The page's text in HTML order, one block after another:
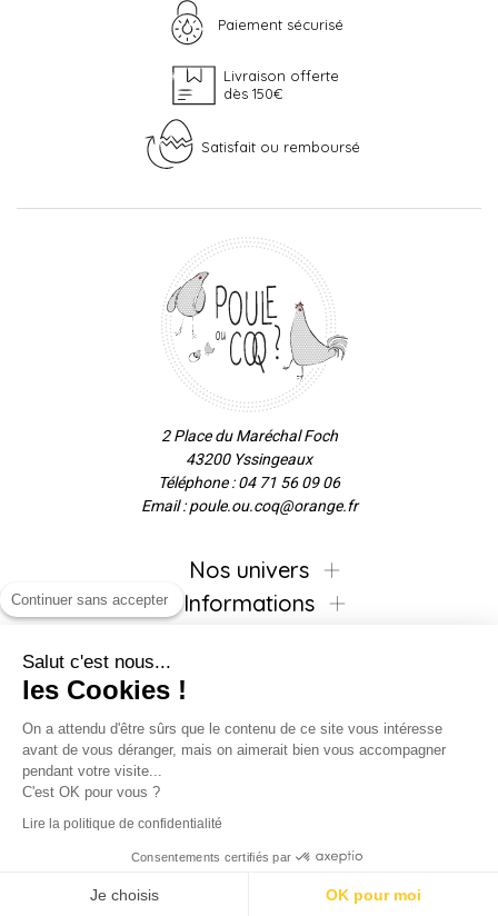
Paiement sécurisé
Livraison offerte
dès 150€
Satisfait ou remboursé
2 Place du Maréchal Foch
43200 Yssingeaux
Téléphone : 04 71 56 09 06
Email : poule.ou.coq@orange.fr
Nos univers
Informations
Inscrivez-vous à la newsletter !
Continuer sans accepter
Salut c'est nous...
les Cookies !
On a attendu d'être sûrs que le contenu de ce site vous intéresse
avant de vous déranger, mais on aimerait bien vous accompagner
pendant votre visite...
C'est OK pour vous ?
Lire la politique de confidentialité
Consentements certifiés par
Je choisis OK pour moi